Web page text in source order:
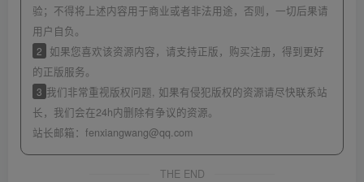
验；不得将上述内容用于商业或者非法用途，否则，一切后果请
用户自负。
2
如果您喜欢该资源内容，请支持正版，购买注册，得到更好
的正版服务。
3 我们非常重视版权问题, 如果有侵犯版权的资源请尽快联系站
长，我们会在24h内删除有争议的资源。
站长邮箱： fenxiangwang@qq.com
THE END